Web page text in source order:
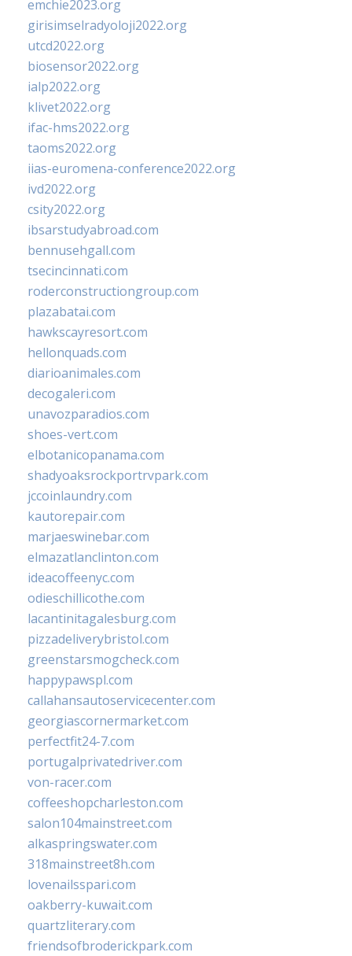
emchie2023.org
girisimselradyoloji2022.org
utcd2022.org
biosensor2022.org
ialp2022.org
klivet2022.org
ifac-hms2022.org
taoms2022.org
iias-euromena-conference2022.org
ivd2022.org
csity2022.org
ibsarstudyabroad.com
bennusehgall.com
tsecincinnati.com
roderconstructiongroup.com
plazabatai.com
hawkscayresort.com
hellonquads.com
diarioanimales.com
decogaleri.com
unavozparadios.com
shoes-vert.com
elbotanicopanama.com
shadyoaksrockportrvpark.com
jccoinlaundry.com
kautorepair.com
marjaeswinebar.com
elmazatlanclinton.com
ideacoffeenyc.com
odieschillicothe.com
lacantinitagalesburg.com
pizzadeliverybristol.com
greenstarsmogcheck.com
happypawspl.com
callahansautoservicecenter.com
georgiascornermarket.com
perfectfit24-7.com
portugalprivatedriver.com
von-racer.com
coffeeshopcharleston.com
salon104mainstreet.com
alkaspringswater.com
318mainstreet8h.com
lovenailsspari.com
oakberry-kuwait.com
quartzliterary.com
friendsofbroderickpark.com